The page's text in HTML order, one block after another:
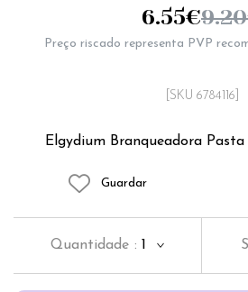
Elgydium Branqueadora
[SKU 6784116]
6.55€9.20
Preço riscado representa PVP
Guardar
Quantidade : 1